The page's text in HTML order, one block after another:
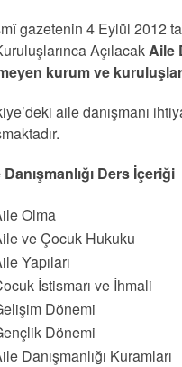
gazetenin 4 Eylül 2012
Açılacak Aile
kurum ve
aile danışmanı
Ders İçeriği
Olma
ve Çocuk Hukuku
Yapıları
İstismarı ve İhmali
Dönemi
Dönemi
Danışmanlığı Kuramları